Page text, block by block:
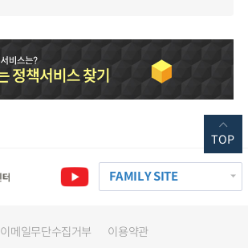
FAMILY SITE
이메일무단수집거부 이용약관
TOP